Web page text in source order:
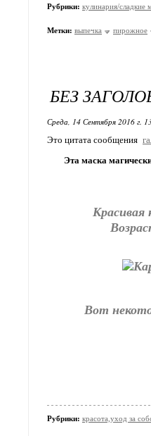
Рубрики: кулинария/сладкие
Метки: выпечка пирожное
БЕЗ
Среда, 14 Сентября 2016 г.
Это цитата сообщения
Эта маска
Вот
Рубрики: красота,уход за